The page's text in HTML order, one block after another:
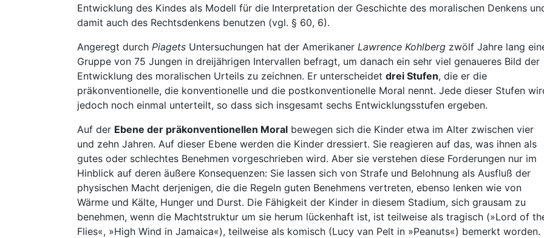
Entwicklung des Kindes als Modell für die Interpretation der Geschichte des moralischen Denkens
damit auch des Rechtsdenkens benutzen (vgl. § 60, 6).
Angeregt durch Piagets Untersuchungen hat der Amerikaner Lawrence Kohlberg zwölf Jahre lang
Gruppe von 75 Jungen in dreijährigen Intervallen befragt, um danach ein sehr viel genaueres Bild der
Entwicklung des moralischen Urteils zu zeichnen. Er unterscheidet drei Stufen, die er die
präkonventionelle, die konventionelle und die postkonventionelle Moral nennt. Jede dieser Stufen
jedoch noch einmal unterteilt, so dass sich insgesamt sechs Entwicklungsstufen ergeben.
Auf der Ebene der präkonventionellen Moral bewegen sich die Kinder etwa im Alter zwischen vier
und zehn Jahren. Auf dieser Ebene werden die Kinder dressiert. Sie reagieren auf das, was ihnen als
gutes oder schlechtes Benehmen vorgeschrieben wird. Aber sie verstehen diese Forderungen nur im
Hinblick auf deren äußere Konsequenzen: Sie lassen sich von Strafe und Belohnung als Ausfluß der
physischen Macht derjenigen, die die Regeln guten Benehmens vertreten, ebenso lenken wie von
Wärme und Kälte, Hunger und Durst. Die Fähigkeit der Kinder in diesem Stadium, sich grausam zu
benehmen, wenn die Machtstruktur um sie herum lückenhaft ist, ist teilweise als tragisch (»Lord of
Flies«, »High Wind in Jamaica«), teilweise als komisch (Lucy van Pelt in »Peanuts«) bemerkt worden.